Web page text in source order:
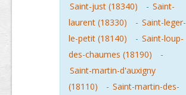
Saint-just (18340)
- Saint-
laurent (18330)
- Saint-leger-
le-petit (18140)
- Saint-loup-
des-chaumes (18190)
-
Saint-martin-d'auxigny
(18110)
- Saint-martin-des-